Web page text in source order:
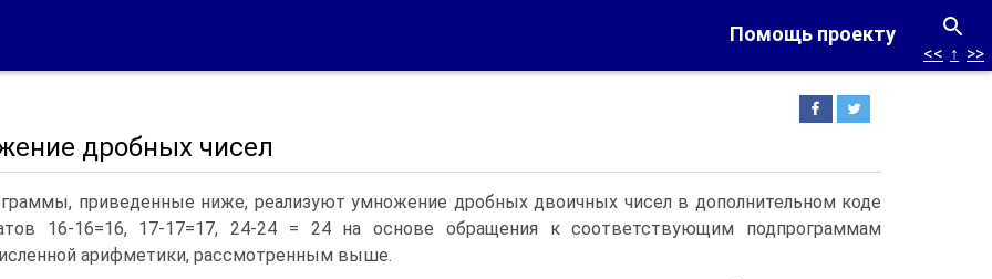
Помощь проекту
<< ↑ >>
дробных чисел
приведенные ниже, реализуют умножение дробных двоичных чисел в дополнительном коде
16-16=16, 17-17=17, 24-24 = 24 на основе обращения к соответствующим подпрограммам
арифметики, рассмотренным выше.